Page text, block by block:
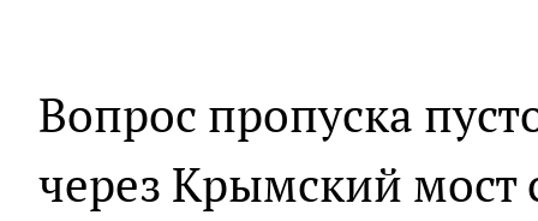
Вопрос пропуска
через Крымский мост